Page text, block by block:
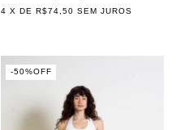
4 X DE R$74,50 SEM JUROS
-50%OFF